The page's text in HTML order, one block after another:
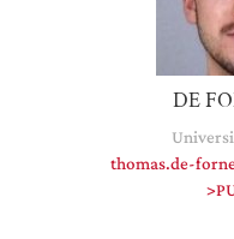
DE
thomas.de-